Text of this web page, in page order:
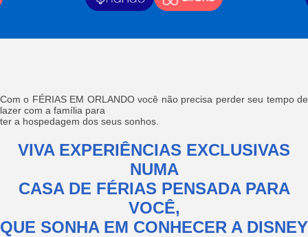
Com o FÉRIAS EM ORLANDO você não precisa perder seu tempo de
lazer com a família para
ter a hospedagem dos seus sonhos.
VIVA EXPERIÊNCIAS EXCLUSIVAS
NUMA
CASA DE FÉRIAS PENSADA PARA
VOCÊ,
QUE SONHA EM CONHECER A DISNEY